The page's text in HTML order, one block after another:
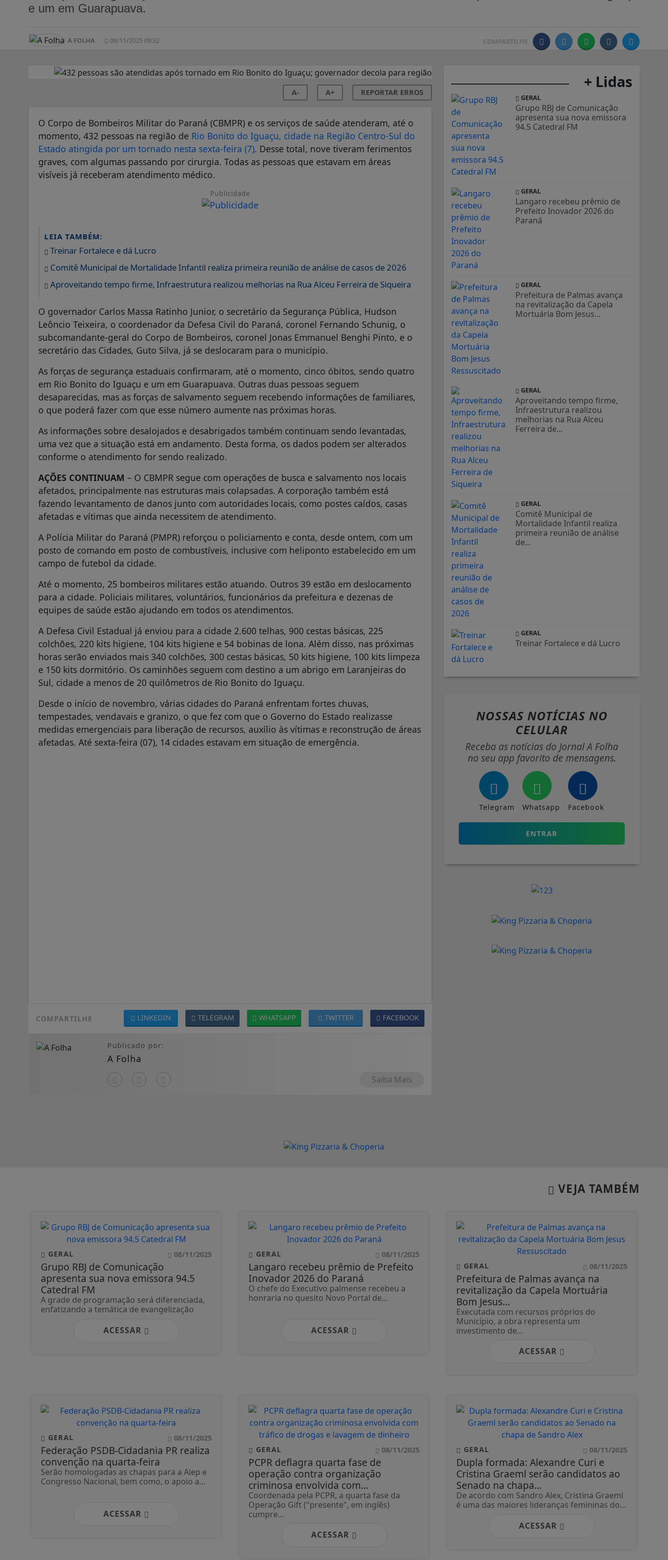
e um em Guarapuava.
A FOLHA 08/11/2025 09:32 COMPARTILHE
A- A+ REPORTAR ERROS
O Corpo de Bombeiros Militar do Paraná (CBMPR) e os serviços de saúde atenderam, até o
momento, 432 pessoas na região de Rio Bonito do Iguaçu, cidade na Região Centro-Sul do
Estado atingida por um tornado nesta sexta-feira (7). Desse total, nove tiveram ferimentos
graves, com algumas passando por cirurgia. Todas as pessoas que estavam em áreas
visíveis já receberam atendimento médico.
Publicidade
LEIA TAMBÉM:
Treinar Fortalece e dá Lucro
Comitê Municipal de Mortalidade Infantil realiza primeira reunião de análise de casos de 2026
Aproveitando tempo firme, Infraestrutura realizou melhorias na Rua Alceu Ferreira de Siqueira
O governador Carlos Massa Ratinho Junior, o secretário da Segurança Pública, Hudson
Leôncio Teixeira, o coordenador da Defesa Civil do Paraná, coronel Fernando Schunig, o
subcomandante-geral do Corpo de Bombeiros, coronel Jonas Emmanuel Benghi Pinto, e o
secretário das Cidades, Guto Silva, já se deslocaram para o município.
As forças de segurança estaduais confirmaram, até o momento, cinco óbitos, sendo quatro
em Rio Bonito do Iguaçu e um em Guarapuava. Outras duas pessoas seguem
desaparecidas, mas as forças de salvamento seguem recebendo informações de familiares,
o que poderá fazer com que esse número aumente nas próximas horas.
As informações sobre desalojados e desabrigados também continuam sendo levantadas,
uma vez que a situação está em andamento. Desta forma, os dados podem ser alterados
conforme o atendimento for sendo realizado.
AÇÕES CONTINUAM – O CBMPR segue com operações de busca e salvamento nos locais
afetados, principalmente nas estruturas mais colapsadas. A corporação também está
fazendo levantamento de danos junto com autoridades locais, como postes caídos, casas
afetadas e vítimas que ainda necessitem de atendimento.
A Polícia Militar do Paraná (PMPR) reforçou o policiamento e conta, desde ontem, com um
posto de comando em posto de combustíveis, inclusive com heliponto estabelecido em um
campo de futebol da cidade.
Até o momento, 25 bombeiros militares estão atuando. Outros 39 estão em deslocamento
para a cidade. Policiais militares, voluntários, funcionários da prefeitura e dezenas de
equipes de saúde estão ajudando em todos os atendimentos.
A Defesa Civil Estadual já enviou para a cidade 2.600 telhas, 900 cestas básicas, 225
colchões, 220 kits higiene, 104 kits higiene e 54 bobinas de lona. Além disso, nas próximas
horas serão enviados mais 340 colchões, 300 cestas básicas, 50 kits higiene, 100 kits limpeza
e 150 kits dormitório. Os caminhões seguem com destino a um abrigo em Laranjeiras do
Sul, cidade a menos de 20 quilômetros de Rio Bonito do Iguaçu.
Desde o início de novembro, várias cidades do Paraná enfrentam fortes chuvas,
tempestades, vendavais e granizo, o que fez com que o Governo do Estado realizasse
medidas emergenciais para liberação de recursos, auxílio às vítimas e reconstrução de áreas
afetadas. Até sexta-feira (07), 14 cidades estavam em situação de emergência.
COMPARTILHE FACEBOOK
TWITTER
WHATSAPP
TELEGRAM
LINKEDIN
Publicado por:
A Folha
Saiba Mais
+ Lidas
GERAL
Grupo RBJ de Comunicação
apresenta sua nova emissora
94.5 Catedral FM
GERAL
Langaro recebeu prêmio de
Prefeito Inovador 2026 do
Paraná
GERAL
Prefeitura de Palmas avança
na revitalização da Capela
Mortuária Bom Jesus...
GERAL
Aproveitando tempo firme,
Infraestrutura realizou
melhorias na Rua Alceu
Ferreira de...
GERAL
Comitê Municipal de
Mortalidade Infantil realiza
primeira reunião de análise
de...
GERAL
Treinar Fortalece e dá Lucro
NOSSAS NOTÍCIAS NO
CELULAR
Receba as notícias do Jornal A Folha
no seu app favorito de mensagens.
Telegram Whatsapp Facebook
ENTRAR
VEJA TAMBÉM
GERAL 08/11/2025
Grupo RBJ de Comunicação
apresenta sua nova emissora 94.5
Catedral FM
A grade de programação será diferenciada,
enfatizando a temática de evangelização
ACESSAR
GERAL 08/11/2025
Langaro recebeu prêmio de Prefeito
Inovador 2026 do Paraná
O chefe do Executivo palmense recebeu a
honraria no quesito Novo Portal de...
ACESSAR
GERAL 08/11/2025
Prefeitura de Palmas avança na
revitalização da Capela Mortuária
Bom Jesus...
Executada com recursos próprios do
Município, a obra representa um
investimento de...
ACESSAR
GERAL 08/11/2025
Federação PSDB-Cidadania PR realiza
convenção na quarta-feira
Serão homologadas as chapas para a Alep e
Congresso Nacional, bem como, o apoio a...
ACESSAR
GERAL 08/11/2025
PCPR deflagra quarta fase de
operação contra organização
criminosa envolvida com...
Coordenada pela PCPR, a quarta fase da
Operação Gift ("presente", em inglês)
cumpre...
ACESSAR
GERAL 08/11/2025
Dupla formada: Alexandre Curi e
Cristina Graeml serão candidatos ao
Senado na chapa...
De acordo com Sandro Alex, Cristina Graeml
é uma das maiores lideranças femininas do...
ACESSAR